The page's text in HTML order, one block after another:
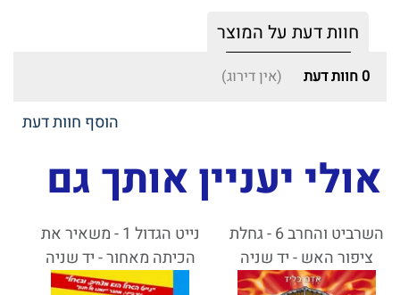
חוות דעת על המוצר
0 חוות דעת (אין דירוג)
הוסף חוות דעת
אולי יעניין אותך גם
השרביט והחרב 6 - גחלת
ציפור האש - יד שניה
נייט הגדול 1 - משאיר את
הכיתה מאחור - יד שניה